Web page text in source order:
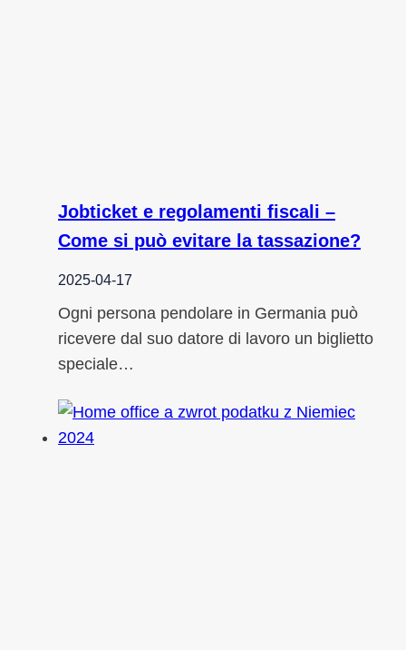
Jobticket e regolamenti fiscali –
Come si può evitare la tassazione?
2025-04-17
Ogni persona pendolare in Germania può
ricevere dal suo datore di lavoro un biglietto
speciale…